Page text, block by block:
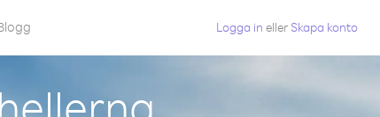
Logga in eller Skapa konto